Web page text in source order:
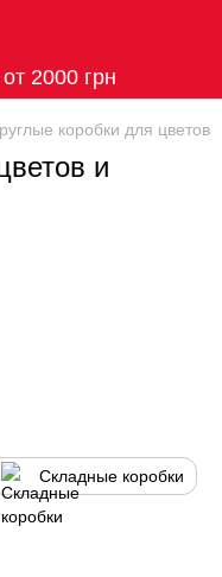
2000 грн
коробки для цветов
и
Складные коробки